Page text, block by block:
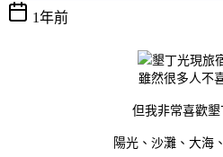
1年前
雖然很多人不
但我非常喜歡墾
陽光、沙灘、大海